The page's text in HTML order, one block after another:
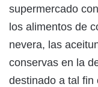
supermercado
los alimentos de
nevera, las
conservas en la
destinado a tal